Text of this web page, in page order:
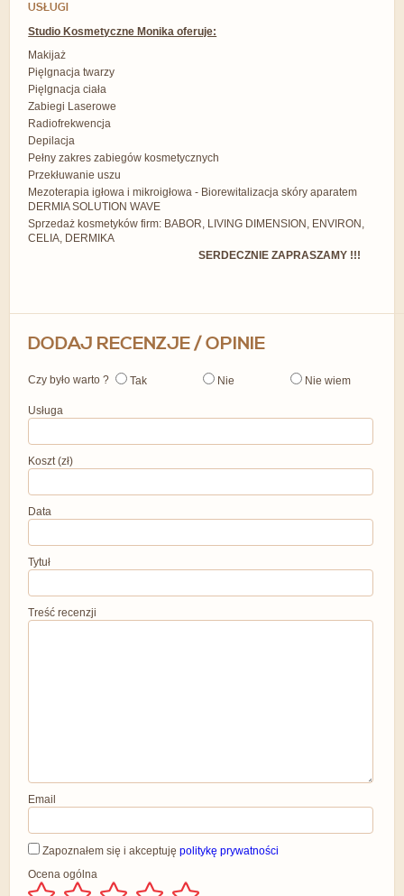
USŁUGI
Studio Kosmetyczne Monika oferuje:
Makijaż
Pięlgnacja twarzy
Pięlgnacja ciała
Zabiegi Laserowe
Radiofrekwencja
Depilacja
Pełny zakres zabiegów kosmetycznych
Przekłuwanie uszu
Mezoterapia igłowa i mikroigłowa - Biorewitalizacja skóry aparatem
DERMIA SOLUTION WAVE
Sprzedaż kosmetyków firm: BABOR, LIVING DIMENSION, ENVIRON,
CELIA, DERMIKA
SERDECZNIE ZAPRASZAMY !!!
DODAJ RECENZJE / OPINIE
Czy było warto ? Tak Nie Nie wiem
Usługa
Koszt (zł)
Data
Tytuł
Treść recenzji
Email
Zapoznałem się i akceptujępolitykę prywatności
Ocena ogólna